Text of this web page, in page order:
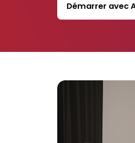
Démarrer avec